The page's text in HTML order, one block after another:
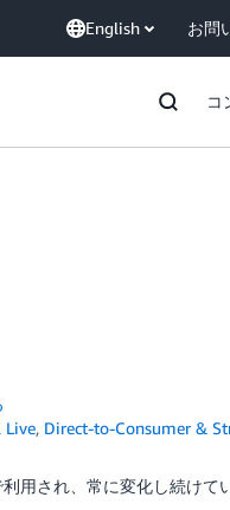
English お問
コ
Live, Direct-to-Consumer &
用され、常に変化し続け